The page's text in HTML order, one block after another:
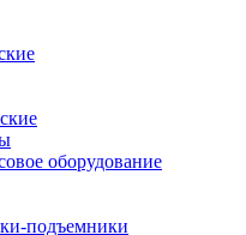
оборудование
подъемники